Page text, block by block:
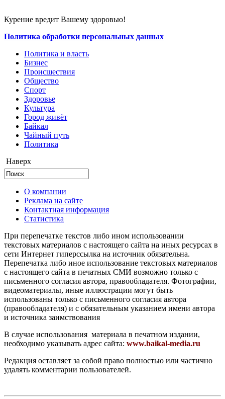
Курение вредит Вашему здоровью!
Политика обработки персональных данных
Политика и власть
Бизнес
Происшествия
Общество
Cпорт
Здоровье
Культура
Город живёт
Байкал
Чайный путь
Политика
Наверх
О компании
Реклама на сайте
Контактная информация
Статистика
При перепечатке текстов либо ином использовании
текстовых материалов с настоящего сайта на иных ресурсах в
сети Интернет гиперссылка на источник обязательна.
Перепечатка либо иное использование текстовых материалов
с настоящего сайта в печатных СМИ возможно только с
письменного согласия автора, правообладателя. Фотографии,
видеоматериалы, иные иллюстрации могут быть
использованы только с письменного согласия автора
(правообладателя) и с обязательным указанием имени автора
и источника заимствования
В случае использования материала в печатном издании,
необходимо указывать адрес сайта: www.baikal-media.ru
Редакция оставляет за собой право полностью или частично
удалять комментарии пользователей.